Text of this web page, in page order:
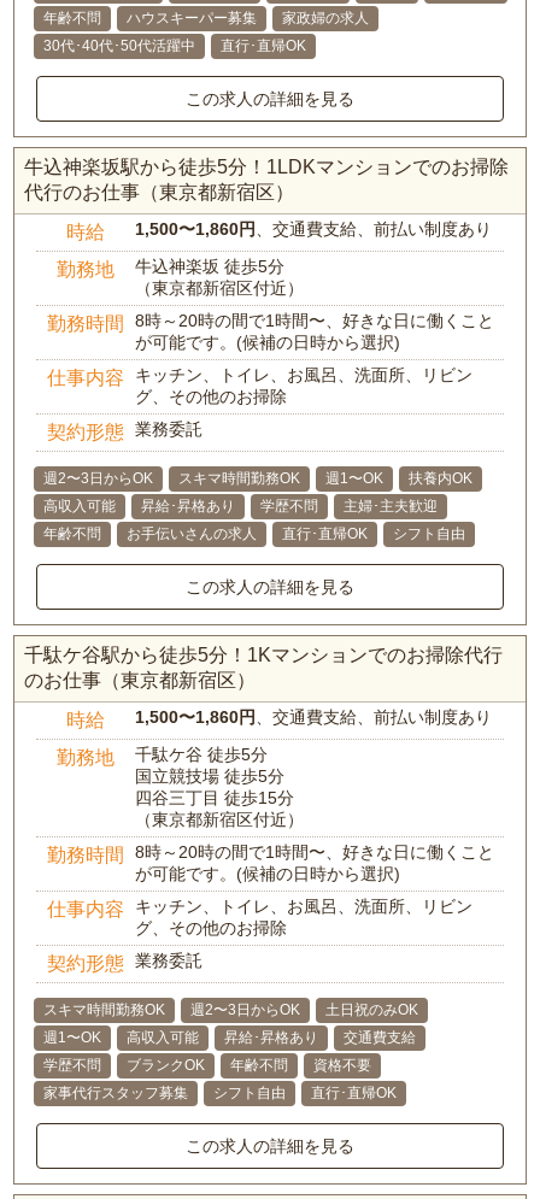
年齢不問
ハウスキーパー募集
家政婦の求人
30代･40代･50代活躍中
直行･直帰OK
この求人の詳細を見る
牛込神楽坂駅から徒歩5分！1LDKマンションでのお掃除
代行のお仕事（東京都新宿区）
時給 1,500〜1,860円 、交通費支給、前払い制度あり
勤務地
牛込神楽坂 徒歩5分
（東京都新宿区付近）
勤務時間
8時～20時の間で1時間〜、好きな日に働くこと
が可能です。(候補の日時から選択)
仕事内容
キッチン、トイレ、お風呂、洗面所、リビン
グ、その他のお掃除
契約形態 業務委託
週2〜3日からOK スキマ時間勤務OK 週1〜OK
扶養内OK
高収入可能
昇給･昇格あり 学歴不問
主婦･主夫歓迎
年齢不問
お手伝いさんの求人 直行･直帰OK シフト自由
この求人の詳細を見る
千駄ケ谷駅から徒歩5分！1Kマンションでのお掃除代行
のお仕事（東京都新宿区）
時給 1,500〜1,860円 、交通費支給、前払い制度あり
勤務地
千駄ケ谷 徒歩5分
国立競技場 徒歩5分
四谷三丁目 徒歩15分
（東京都新宿区付近）
勤務時間
8時～20時の間で1時間〜、好きな日に働くこと
が可能です。(候補の日時から選択)
仕事内容
キッチン、トイレ、お風呂、洗面所、リビン
グ、その他のお掃除
契約形態 業務委託
スキマ時間勤務OK 週2〜3日からOK
土日祝のみOK
週1〜OK
高収入可能 昇給･昇格あり
交通費支給
学歴不問
ブランクOK 年齢不問
資格不要
家事代行スタッフ募集
シフト自由 直行･直帰OK
この求人の詳細を見る